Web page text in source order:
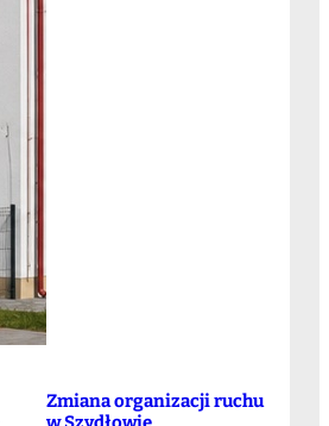
Zmiana organizacji ruchu